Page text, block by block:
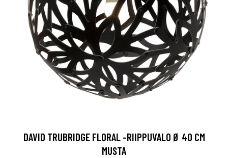
DAVID TRUBRIDGE FLORAL -RIIPPUVALO Ø 40 CM
MUSTA